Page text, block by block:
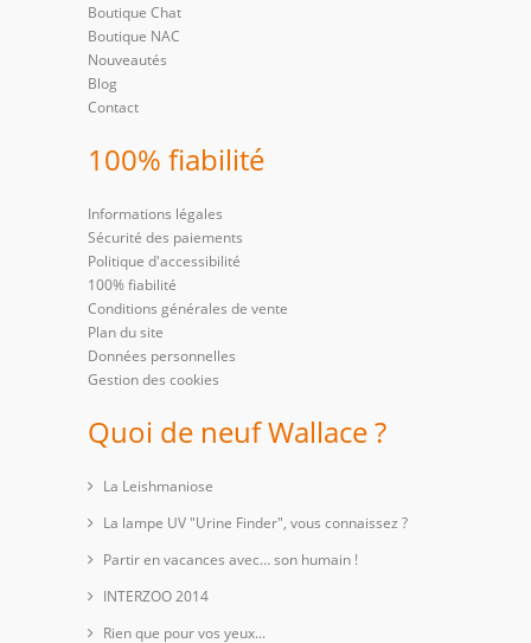
Boutique Chat
Boutique NAC
Nouveautés
Blog
Contact
100% fiabilité
Informations légales
Sécurité des paiements
Politique d'accessibilité
100% fiabilité
Conditions générales de vente
Plan du site
Données personnelles
Gestion des cookies
Quoi de neuf Wallace ?
La Leishmaniose
La lampe UV "Urine Finder", vous connaissez ?
Partir en vacances avec… son humain !
INTERZOO 2014
Rien que pour vos yeux...